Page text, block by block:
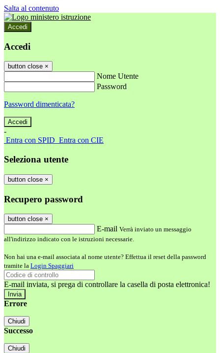
Salta al contenuto
Accedi
Accedi
button close ×
Nome Utente
Password
Password dimenticata?
-
Entra con SPID Entra con CIE
Seleziona utente
button close ×
Recupero password
button close ×
E-mail Verrà inviato un messaggio
all'indirizzo indicato con le istruzioni necessarie.
Non hai una e-mail associata al nome utente? Effettua il reset della password
tramite la Login Spaggiari
E-mail inviata, si prega di controllare la casella di posta elettronica!
Errore
Chiudi
Successo
Chiudi